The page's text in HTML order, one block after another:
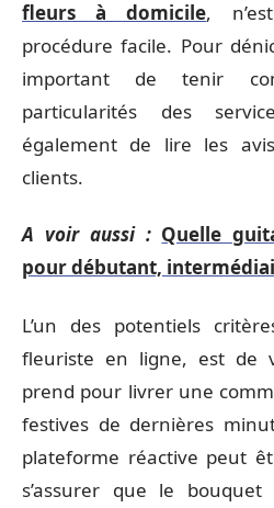
fleurs à domicile,
procédure facile. Pour
important de tenir
particularités des
également de lire les
clients.
A voir aussi : Quelle
pour débutant,
L’un des potentiels
fleuriste en ligne, est de
prend pour livrer une
festives de dernières
plateforme réactive peut
s’assurer que le